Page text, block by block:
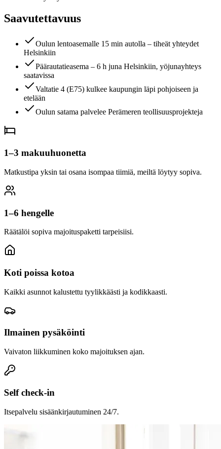
Saavutettavuus
Oulun lentoasemalle 15 min autolla – tiheät yhteydet
Helsinkiin
Päärautatieasema – 6 h juna Helsinkiin, yöjunayhteys
saatavissa
Valtatie 4 (E75) kulkee kaupungin läpi pohjoiseen ja
etelään
Oulun satama palvelee Perämeren teollisuusprojekteja
1–3 makuuhuonetta
Matkustipa yksin tai osana isompaa tiimiä, meiltä löytyy sopiva.
1–6 hengelle
Räätälöi sopiva majoituspaketti tarpeisiisi.
Koti poissa kotoa
Kaikki asunnot kalustettu tyylikkäästi ja kodikkaasti.
Ilmainen pysäköinti
Vaivaton liikkuminen koko majoituksen ajan.
Self check-in
Itsepalvelu sisäänkirjautuminen 24/7.